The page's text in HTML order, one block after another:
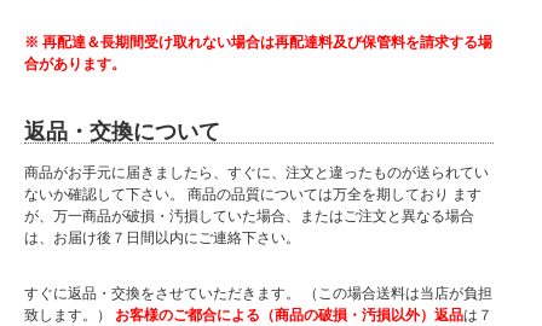
※ 再配達＆長期間受け取れない場合は再配達料及び保管料を請求する場
合があります。
返品・交換について
商品がお手元に届きましたら、すぐに、注文と違ったものが送られてい
ないか確認して下さい。 商品の品質については万全を期しており ます
が、万一商品が破損・汚損していた場合、またはご注文と異なる場合
は、お届け後７日間以内にご連絡下さい。
すぐに返品・交換をさせていただきます。 （この場合送料は当店が負担
致します。） お客様のご都合による（商品の破損・汚損以外）返品は７